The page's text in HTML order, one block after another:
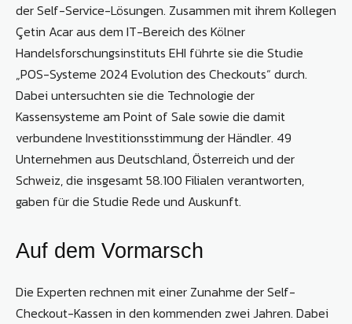
der Self-Service-Lösungen. Zusammen mit ihrem Kollegen
Çetin Acar aus dem IT-Bereich des Kölner
Handelsforschungsinstituts EHI führte sie die Studie
„POS-Systeme 2024 Evolution des Checkouts“ durch.
Dabei untersuchten sie die Technologie der
Kassensysteme am Point of Sale sowie die damit
verbundene Investitionsstimmung der Händler. 49
Unternehmen aus Deutschland, Österreich und der
Schweiz, die insgesamt 58.100 Filialen verantworten,
gaben für die Studie Rede und Auskunft.
Auf dem Vormarsch
Die Experten rechnen mit einer Zunahme der Self-
Checkout-Kassen in den kommenden zwei Jahren. Dabei